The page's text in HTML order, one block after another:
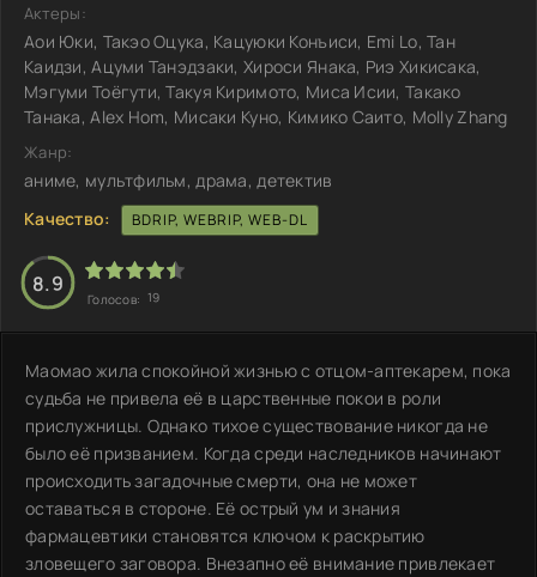
Актеры:
Аои Юки, Такэо Оцука, Кацуюки Конъиси, Emi Lo, Тан
Каидзи, Ацуми Танэдзаки, Хироси Янака, Риэ Хикисака,
Мэгуми Тоёгути, Такуя Киримото, Миса Исии, Такако
Танака, Alex Hom, Мисаки Куно, Кимико Саито, Molly Zhang
Жанр:
аниме, мультфильм, драма, детектив
Качество:
BDRIP, WEBRIP, WEB-DL
8.9
Голосов: 19
Маомао жила спокойной жизнью с отцом-аптекарем, пока
судьба не привела её в царственные покои в роли
прислужницы. Однако тихое существование никогда не
было её призванием. Когда среди наследников начинают
происходить загадочные смерти, она не может
оставаться в стороне. Её острый ум и знания
фармацевтики становятся ключом к раскрытию
зловещего заговора. Внезапно её внимание привлекает